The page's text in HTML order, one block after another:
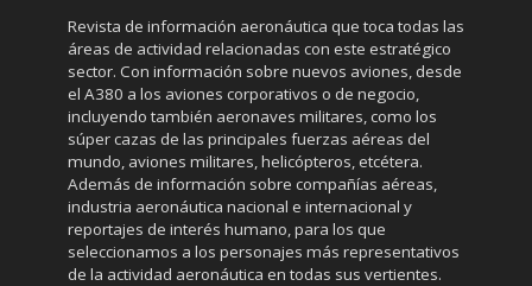
Revista de información aeronáutica que toca todas las
áreas de actividad relacionadas con este estratégico
sector. Con información sobre nuevos aviones, desde
el A380 a los aviones corporativos o de negocio,
incluyendo también aeronaves militares, como los
súper cazas de las principales fuerzas aéreas del
mundo, aviones militares, helicópteros, etcétera.
Además de información sobre compañías aéreas,
industria aeronáutica nacional e internacional y
reportajes de interés humano, para los que
seleccionamos a los personajes más representativos
de la actividad aeronáutica en todas sus vertientes.